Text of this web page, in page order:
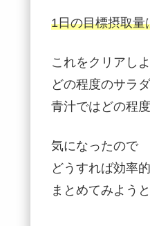
1日の目標摂取量
これをクリアし
どの程度のサラ
青汁ではどの程
気になったので
どうすれば効率
まとめてみよう